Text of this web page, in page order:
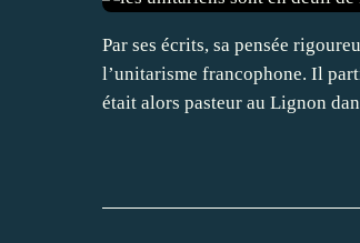
Par ses écrits, sa pensée
l’unitarisme francophone. Il
était alors pasteur au Lignon